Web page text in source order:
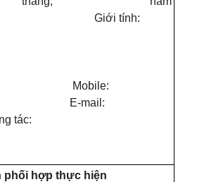
tính:
Mobile:
mail:
tác:
phối hợp thực hiện